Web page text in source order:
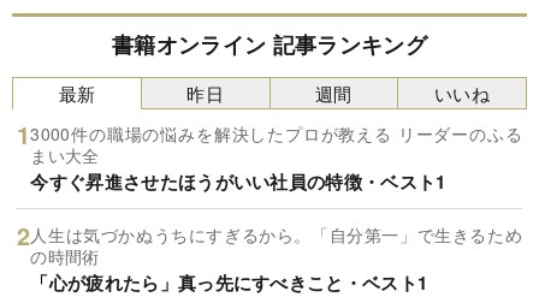
書籍オンライン 記事ランキング
最新
3000件の職場の悩みを解決したプロが教える リーダーのふる
まい大全
今すぐ昇進させたほうがいい社員の特徴・ベスト1
人生は気づかぬうちにすぎるから。「自分第一」で生きるため
の時間術
「心が疲れたら」真っ先にすべきこと・ベスト1
昨日 週間 いいね